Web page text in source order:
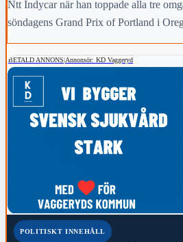
Ntt Indycar när han toppade alla tre
söndagens Grand Prix of Portland i
BETALD ANNONS|Annonsör: KD Vaggeryd
POLITISKT INNEHÅLL